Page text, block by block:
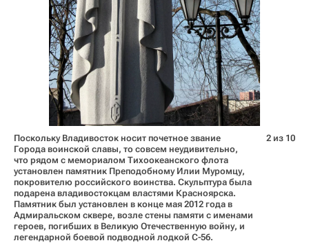
Поскольку Владивосток носит почетное звание
Города воинской славы, то совсем неудивительно,
что рядом с мемориалом Тихоокеанского флота
установлен памятник Преподобному Илии Муромцу,
покровителю российского воинства. Скульптура была
подарена владивостокцам властями Красноярска.
Памятник был установлен в конце мая 2012 года в
Адмиральском сквере, возле стены памяти с именами
героев, погибших в Великую Отечественную войну, и
легендарной боевой подводной лодкой С-56.
2 из 10